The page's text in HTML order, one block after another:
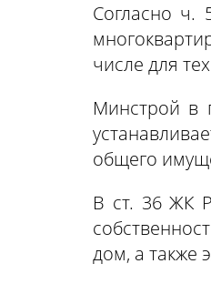
Согласно ч.
числе для
Минстрой в
общего
В ст. 36 ЖК
дом, а также